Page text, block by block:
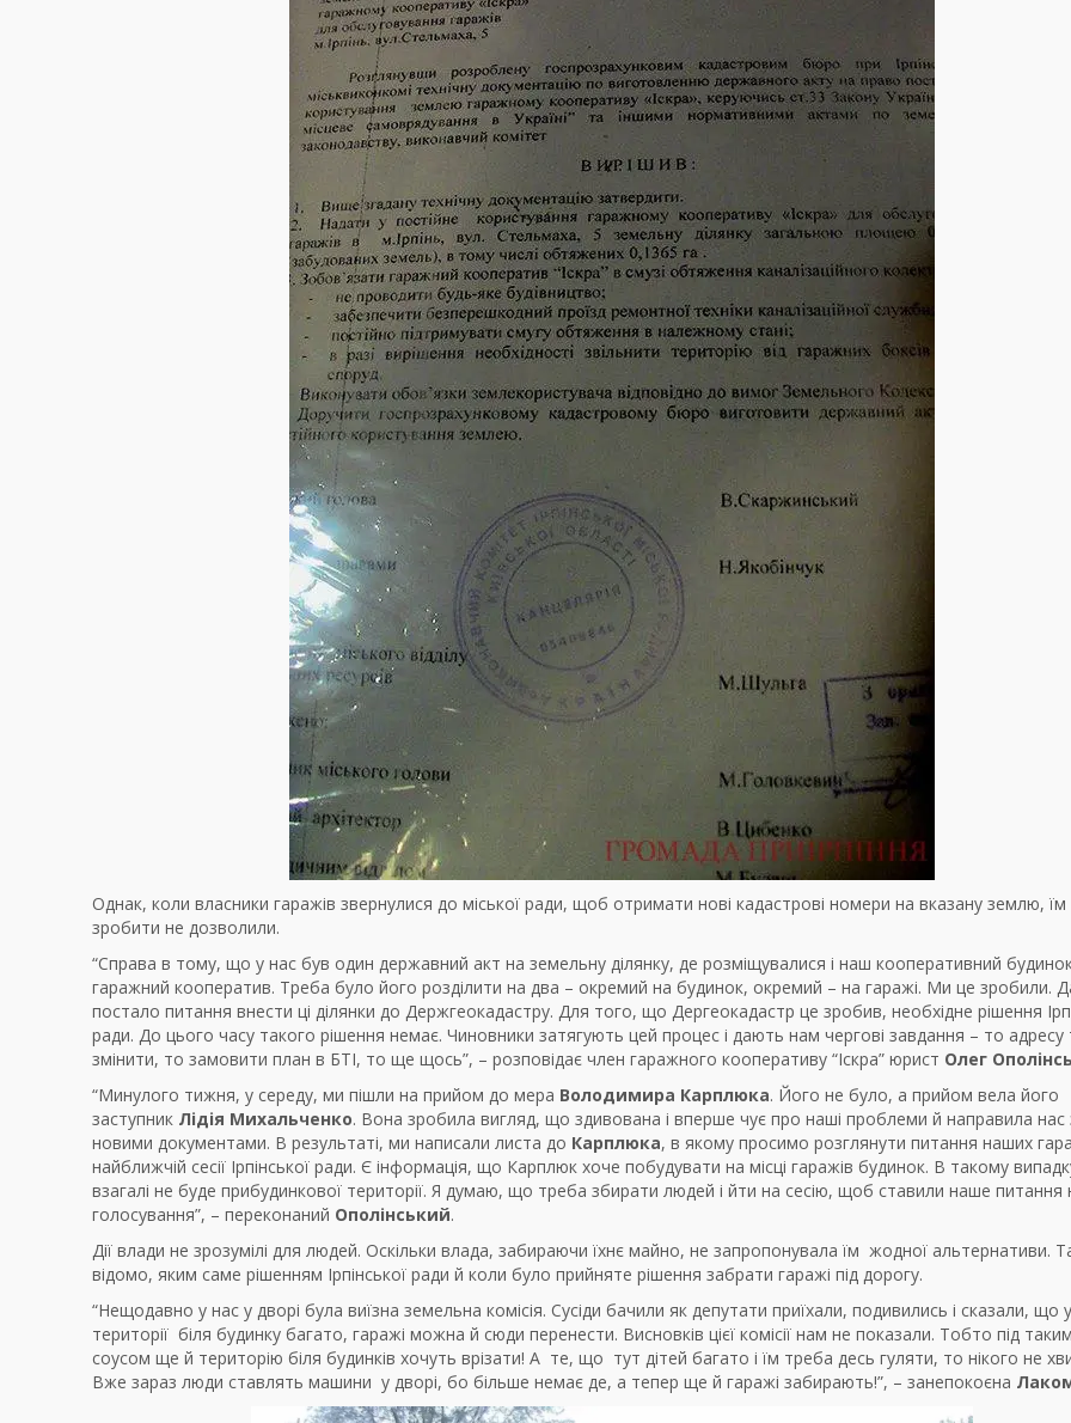
Однак, коли власники гаражів звернулися до міської ради, щоб отримати нові кадастрові номери на вказану землю,
зробити не дозволили.
“Справа в тому, що у нас був один державний акт на земельну ділянку, де розміщувалися і наш кооперативний
гаражний кооператив. Треба було його розділити на два – окремий на будинок, окремий – на гаражі. Ми це зробили.
постало питання внести ці ділянки до Держгеокадастру. Для того, що Дергеокадастр це зробив, необхідне рішення
ради. До цього часу такого рішення немає. Чиновники затягують цей процес і дають нам чергові завдання – то адресу
змінити, то замовити план в БТІ, то ще щось”, – розповідає член гаражного кооперативу “Іскра” юрист Олег
“Минулого тижня, у середу, ми пішли на прийом до мера Володимира Карплюка. Його не було, а прийом вела його
заступник Лідія Михальченко. Вона зробила вигляд, що здивована і вперше чує про наші проблеми й направила нас
новими документами. В результаті, ми написали листа до Карплюка, в якому просимо розглянути питання наших
найближчій сесії Ірпінської ради. Є інформація, що Карплюк хоче побудувати на місці гаражів будинок. В такому
взагалі не буде прибудинкової території. Я думаю, що треба збирати людей і йти на сесію, щоб ставили наше питання
голосування”, – переконаний Ополінський.
Дії влади не зрозумілі для людей. Оскільки влада, забираючи їхнє майно, не запропонувала їм жодної альтернативи.
відомо, яким саме рішенням Ірпінської ради й коли було прийняте рішення забрати гаражі під дорогу.
“Нещодавно у нас у дворі була виїзна земельна комісія. Сусіди бачили як депутати приїхали, подивились і сказали, що
території біля будинку багато, гаражі можна й сюди перенести. Висновків цієї комісії нам не показали. Тобто під
соусом ще й територію біля будинків хочуть врізати! А те, що тут дітей багато і їм треба десь гуляти, то нікого не
Вже зараз люди ставлять машини у дворі, бо більше немає де, а тепер ще й гаражі забирають!”, – занепокоєна